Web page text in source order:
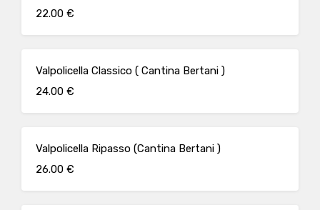
22.00 €
Valpolicella Classico ( Cantina Bertani )
24.00 €
Valpolicella Ripasso (Cantina Bertani )
26.00 €